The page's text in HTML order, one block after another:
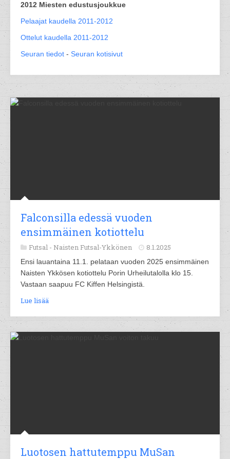
2012 Miesten edustusjoukkue
Pelaajat kaudella 2011-2012
Ottelut kaudella 2011-2012
Seuran tiedot - Seuran kotisivut
Falconsilla edessä vuoden
ensimmäinen kotiottelu
Futsal - Naisten Futsal-Ykkönen 8.1.2025
Ensi lauantaina 11.1. pelataan vuoden 2025 ensimmäinen
Naisten Ykkösen kotiottelu Porin Urheilutalolla klo 15.
Vastaan saapuu FC Kiffen Helsingistä.
Lue lisää
Luotosen hattutemppu MuSan